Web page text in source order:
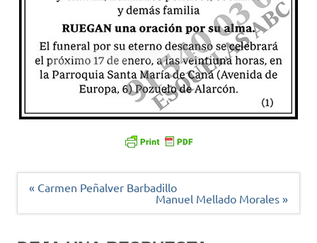
Navegación
« Carmen Peñalver Barbadillo
Manuel Mellado Morales »